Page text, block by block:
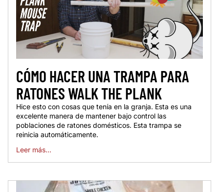
CÓMO HACER UNA TRAMPA PARA
RATONES WALK THE PLANK
Hice esto con cosas que tenía en la granja. Esta es una
excelente manera de mantener bajo control las
poblaciones de ratones domésticos. Esta trampa se
reinicia automáticamente.
Leer más...